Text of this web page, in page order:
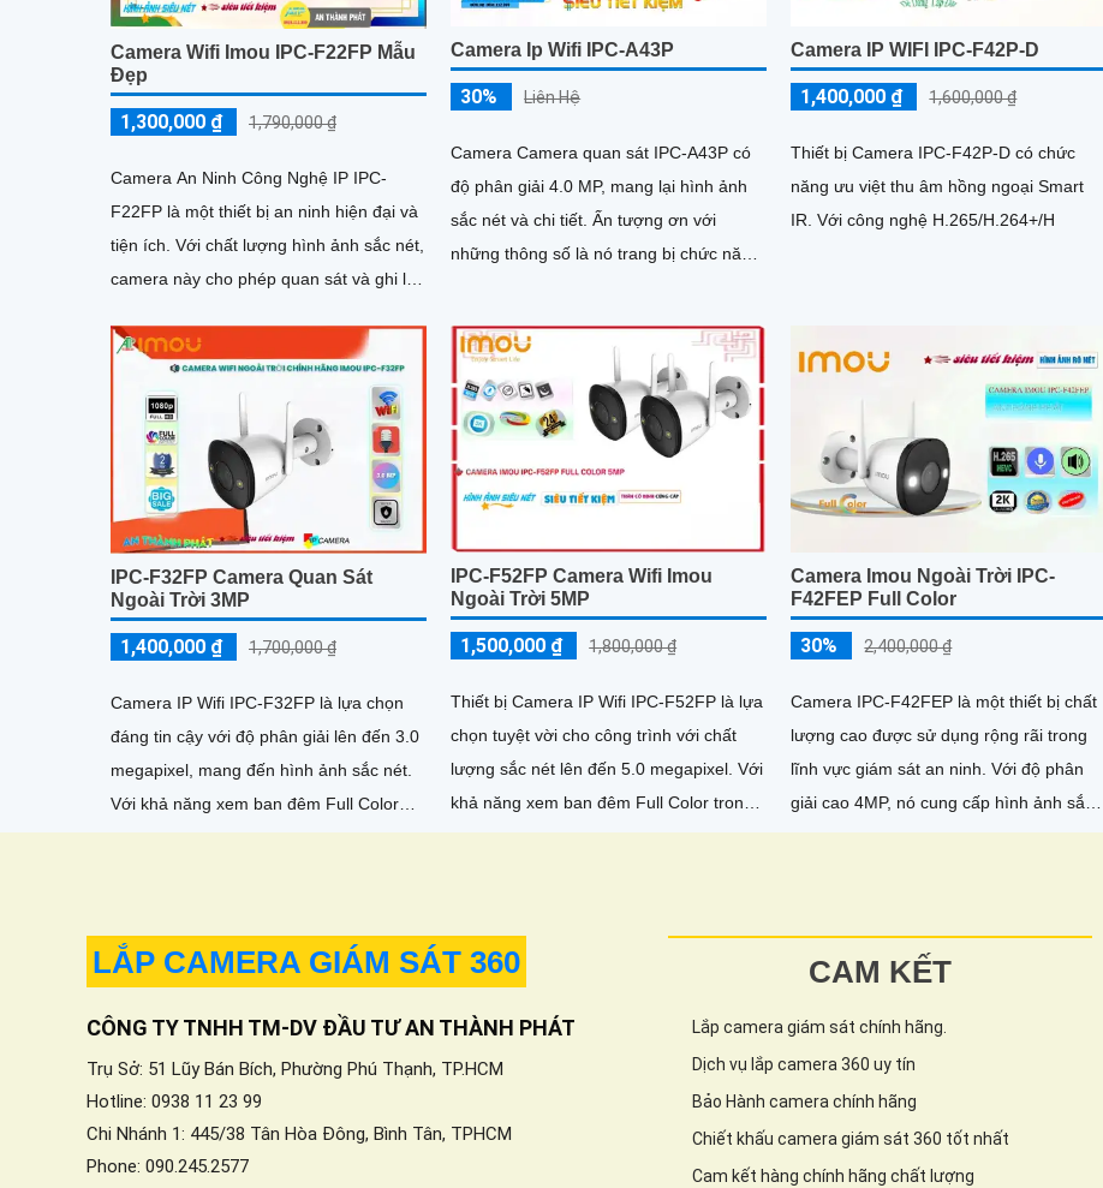
Camera Wifi Imou IPC-F22FP Mẫu
Đẹp
1,300,000 ₫ 1,790,000 ₫
Camera An Ninh Công Nghệ IP IPC-
F22FP là một thiết bị an ninh hiện đại và
tiện ích. Với chất lượng hình ảnh sắc nét,
camera này cho phép quan sát và ghi lại
kiện ánh sáng
Camera Ip Wifi IPC-A43P
30% Liên Hệ
Camera Camera quan sát IPC-A43P có
độ phân giải 4.0 MP, mang lại hình ảnh
sắc nét và chi tiết. Ấn tượng ơn với
những thông số là nó trang bị chức năng
Camera IP WIFI IPC-F42P-D
1,400,000 ₫ 1,600,000 ₫
Thiết bị Camera IPC-F42P-D có chức
năng ưu việt thu âm hồng ngoại Smart
IR. Với công nghệ H.265/H.264+/H
IPC-F32FP Camera Quan Sát
Ngoài Trời 3MP
1,400,000 ₫ 1,700,000 ₫
Camera IP Wifi IPC-F32FP là lựa chọn
đáng tin cậy với độ phân giải lên đến 3.0
megapixel, mang đến hình ảnh sắc nét.
Với khả năng xem ban đêm Full Color
trong khoảng cách lên...
IPC-F52FP Camera Wifi Imou
Ngoài Trời 5MP
1,500,000 ₫ 1,800,000 ₫
Thiết bị Camera IP Wifi IPC-F52FP là lựa
chọn tuyệt vời cho công trình với chất
lượng sắc nét lên đến 5.0 megapixel. Với
khả năng xem ban đêm Full Color trong
khoảng cách 30m,...
Camera Imou Ngoài Trời IPC-
F42FEP Full Color
30% 2,400,000 ₫
Camera IPC-F42FEP là một thiết bị chất
lượng cao được sử dụng rộng rãi trong
lĩnh vực giám sát an ninh. Với độ phân
giải cao 4MP, nó cung cấp hình ảnh sắc
nét và chi tiết
LẮP CAMERA GIÁM SÁT 360
CÔNG TY TNHH TM-DV ĐẦU TƯ AN THÀNH PHÁT
Trụ Sở: 51 Lũy Bán Bích, Phường Phú Thạnh, TP.HCM
Hotline: 0938 11 23 99
Chi Nhánh 1: 445/38 Tân Hòa Đông, Bình Tân, TPHCM
Phone: 090.245.2577
CAM KẾT
Lắp camera giám sát chính hãng.
Dịch vụ lắp camera 360 uy tín
Bảo Hành camera chính hãng
Chiết khấu camera giám sát 360 tốt nhất
Cam kết hàng chính hãng chất lượng